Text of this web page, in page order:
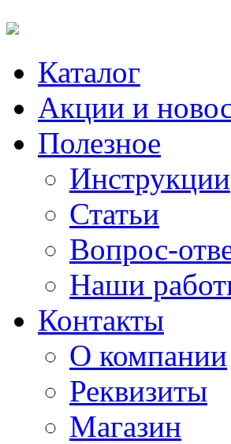
Каталог
Акции и
Полезное
Инструкции
Статьи
Вопрос-
Наши
Контакты
О компании
Реквизиты
Магазин